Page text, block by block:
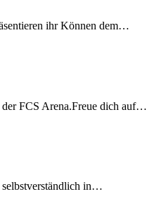
ihr Können dem…
FCS Arena.Freue dich auf…
selbstverständlich in…